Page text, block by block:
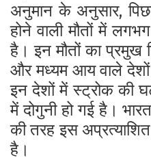
अनुमान के अनुसार,
होने वाली मौतों में
है। इन मौतों का
और मध्यम आय वाले देशों
इन देशों में स्ट्रोक की
में दोगुनी हो गई है।
की तरह इस
है।